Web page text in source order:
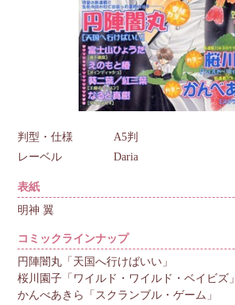
判型・仕様
A5判
レーベル
Daria
表紙
明神 翼
コミックラインナップ
円陣闇丸「天国へ行けばいい」
桜川園子「ワイルド・ワイルド・ベイビズ」
かんべあきら「スクランブル・ゲーム」